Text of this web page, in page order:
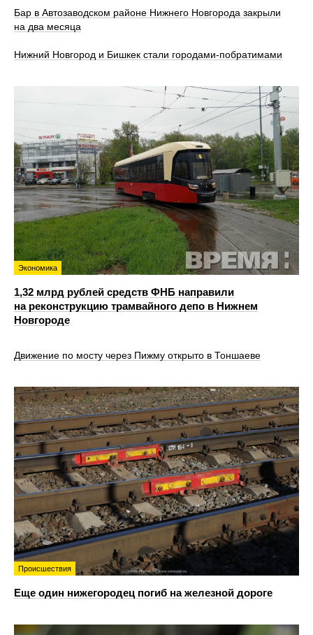
Бар в Автозаводском районе Нижнего Новгорода закрыли
на два месяца
Нижний Новгород и Бишкек стали городами-побратимами
Экономика
1,32 млрд рублей средств ФНБ направили
на реконструкцию трамвайного депо в Нижнем
Новгороде
Движение по мосту через Пижму открыто в Тоншаеве
Происшествия
Еще один нижегородец погиб на железной дороге